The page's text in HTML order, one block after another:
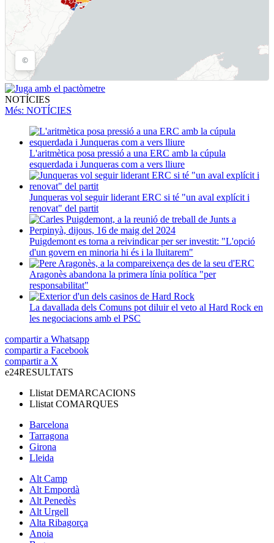
NOTÍCIES
Més: NOTÍCIES
L'aritmètica posa pressió a una ERC amb la cúpula
esquerdada i Junqueras com a vers lliure
Junqueras vol seguir liderant ERC si té "un aval explícit i
renovat" del partit
Puigdemont es torna a reivindicar per ser investit: "L'opció
d'un govern en minoria hi és i la lluitarem"
Aragonès abandona la primera línia política "per
responsabilitat"
La davallada dels Comuns pot diluir el veto al Hard Rock en
les negociacions amb el PSC
compartir a Whatsapp
compartir a Facebook
compartir a X
e24RESULTATS
Llistat DEMARCACIONS
Llistat COMARQUES
Barcelona
Tarragona
Girona
Lleida
Alt Camp
Alt Empordà
Alt Penedès
Alt Urgell
Alta Ribagorça
Anoia